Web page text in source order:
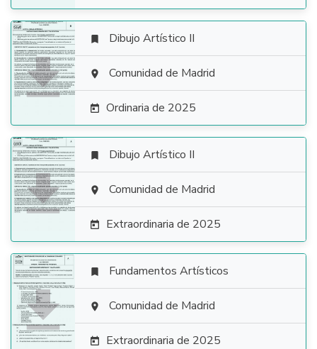

 Dibujo Artístico II
 Comunidad de Madrid
 Ordinaria de 2025

 Dibujo Artístico II
 Comunidad de Madrid
 Extraordinaria de 2025

 Fundamentos Artísticos
 Comunidad de Madrid
 Extraordinaria de 2025